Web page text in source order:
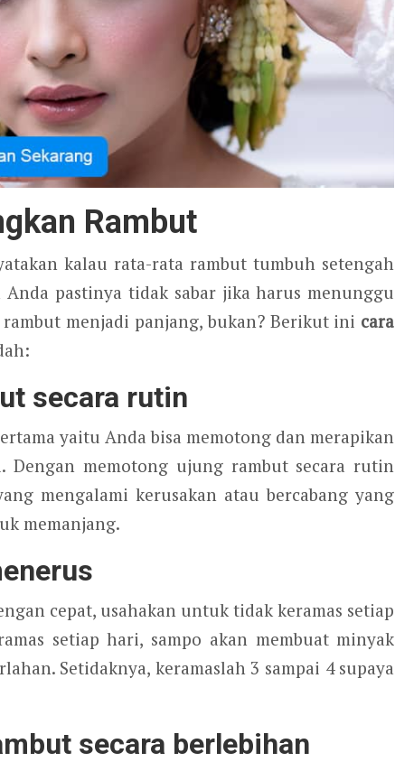
Rambut
kalau rata-rata rambut tumbuh setengah
pastinya tidak sabar jika harus menunggu
menjadi panjang, bukan? Berikut ini cara
secara rutin
yaitu Anda bisa memotong dan merapikan
memotong ujung rambut secara rutin
mengalami kerusakan atau bercabang yang
memanjang.
cepat, usahakan untuk tidak keramas setiap
setiap hari, sampo akan membuat minyak
Setidaknya, keramaslah 3 sampai 4 supaya
secara berlebihan